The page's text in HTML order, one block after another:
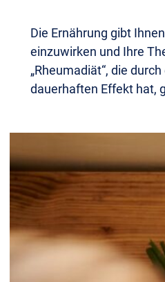
Die Ernährung gibt
einzuwirken und Ihre
„Rheumadiät“, die
dauerhaften Effekt hat,